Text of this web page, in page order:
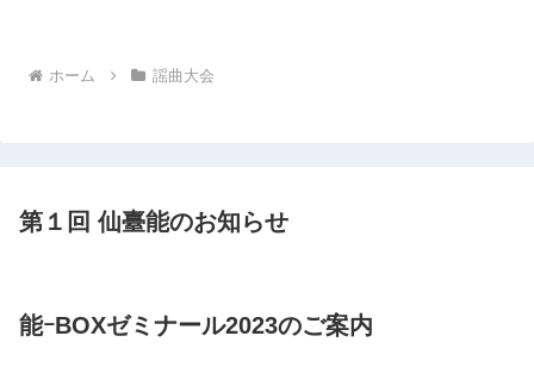
ホーム 謡曲大会
第１回 仙臺能のお知らせ
能ｰBOXゼミナール2023のご案内